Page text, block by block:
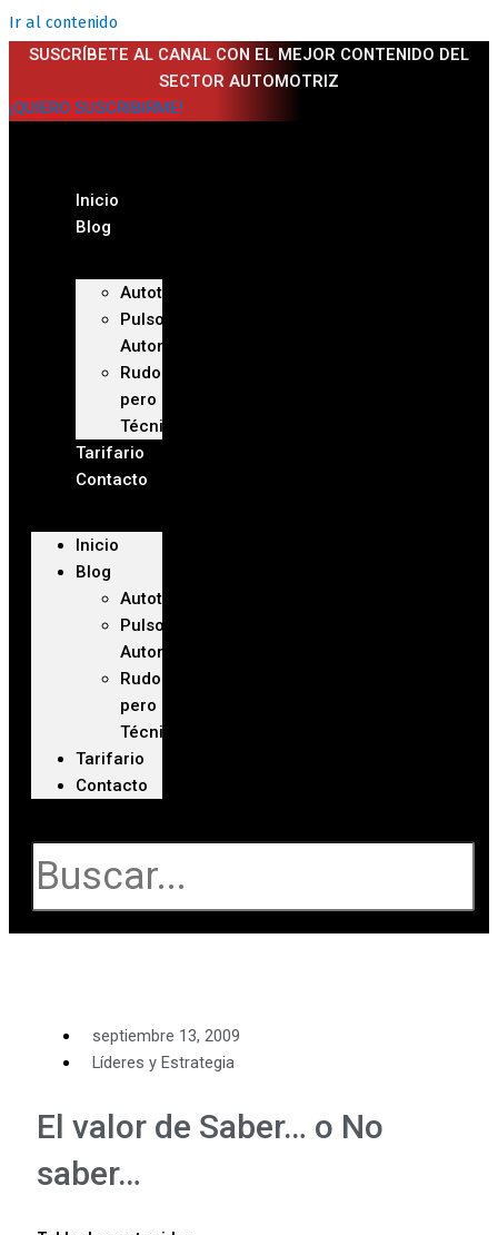
Ir al contenido
SUSCRÍBETE AL CANAL CON EL MEJOR CONTENIDO DEL
SECTOR AUTOMOTRIZ
¡QUIERO SUSCRIBIRME!
Inicio
Blog
Autoteca
Pulso
Automotriz
Rudo
pero
Técnico
Tarifario
Contacto
Inicio
Blog
Autoteca
Pulso
Automotriz
Rudo
pero
Técnico
Tarifario
Contacto
septiembre 13, 2009
Líderes y Estrategia
El valor de Saber… o No
saber…